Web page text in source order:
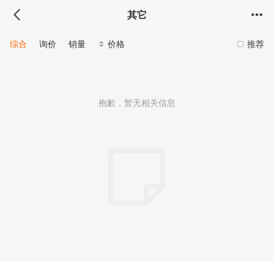
其它
推荐
综合 询价 销量 价格
抱歉，暂无相关信息